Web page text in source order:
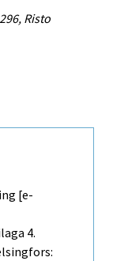
Risto
[e-
4.